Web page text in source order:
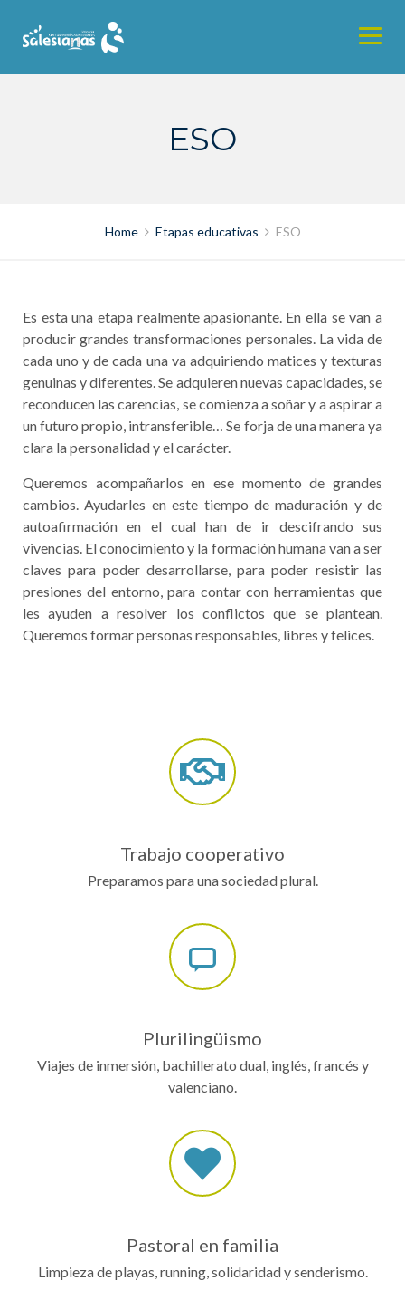
content
ESO
Home Etapas educativas ESO
Es esta una etapa realmente apasionante. En ella se van a
producir grandes transformaciones personales. La vida de
cada uno y de cada una va adquiriendo matices y texturas
genuinas y diferentes. Se adquieren nuevas capacidades, se
reconducen las carencias, se comienza a soñar y a aspirar a
un futuro propio, intransferible… Se forja de una manera ya
clara la personalidad y el carácter.
Queremos acompañarlos en ese momento de grandes
cambios. Ayudarles en este tiempo de maduración y de
autoafirmación en el cual han de ir descifrando sus
vivencias. El conocimiento y la formación humana van a ser
claves para poder desarrollarse, para poder resistir las
presiones del entorno, para contar con herramientas que
les ayuden a resolver los conflictos que se plantean.
Queremos formar personas responsables, libres y felices.
Trabajo cooperativo
Preparamos para una sociedad plural.
Plurilingüismo
Viajes de inmersión, bachillerato dual, inglés, francés y
valenciano.
Pastoral en familia
Limpieza de playas, running, solidaridad y senderismo.